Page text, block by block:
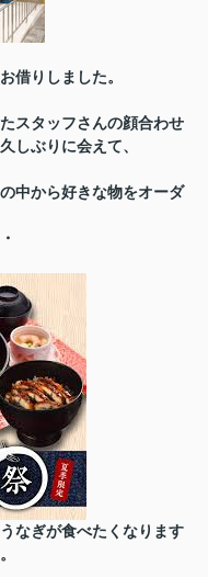
借りしました。
スタッフさんの顔合わせ
しぶりに会えて、
中から好きな物をオーダ
なぎが食べたくなります